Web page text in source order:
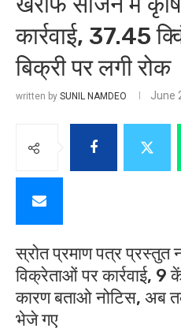
कार्रवाई, 37.45
बिक्री पर लगी रोक
written by SUNIL NAMDEO June
स्रोत प्रमाण पत्र प्रस्तुत
विक्रेताओं पर कार्रवाई, 9
कारण बताओ नोटिस, अब
भेजे गए